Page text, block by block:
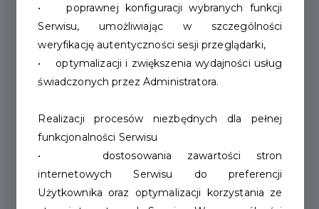
Gimnazjalne pomniki.
Jeden skończył w rynsztoku
• poprawnej konfiguracji wybranych funkcji
Serwisu, umożliwiając w szczególności
weryfikację autentyczności sesji przeglądarki,
• optymalizacji i zwiększenia wydajności usług
świadczonych przez Administratora.
Realizacji procesów niezbędnych dla pełnej
funkcjonalności Serwisu
• dostosowania zawartości stron
internetowych Serwisu do preferencji
Użytkownika oraz optymalizacji korzystania ze